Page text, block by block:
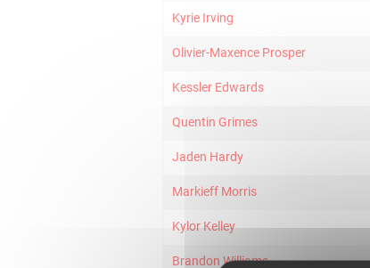
Kyrie Irving
Olivier-Maxence Prosper
Kessler Edwards
Quentin Grimes
Jaden Hardy
Markieff Morris
Kylor Kelley
Brandon Williams